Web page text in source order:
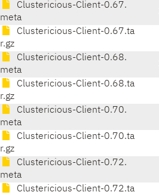
Clustericious-Client-0.67.
meta
Clustericious-Client-0.67.ta
r.gz
Clustericious-Client-0.68.
meta
Clustericious-Client-0.68.ta
r.gz
Clustericious-Client-0.70.
meta
Clustericious-Client-0.70.ta
r.gz
Clustericious-Client-0.72.
meta
Clustericious-Client-0.72.ta